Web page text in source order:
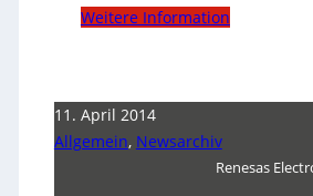
Weitere Information
11. April 2014
Allgemein, Newsarchiv
Renesas